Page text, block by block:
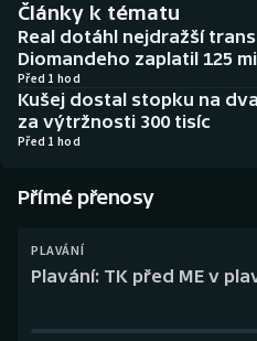
Basketbal
Biatlon
Boby a skeleton
Box
Curling
Historické návraty
Aplikace ČT sport
AZ kvíz
Články k tématu
Real dotáhl nejdražší
Diomandeho zaplatil 125
Před 1 hod
Kušej dostal stopku na
za výtržnosti 300 tisíc
Před 1 hod
Přímé přenosy
PLAVÁNÍ
Plavání: TK před ME v